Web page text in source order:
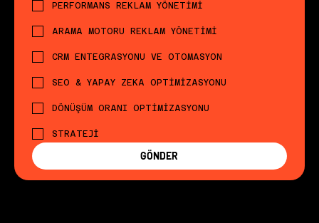
PERFORMANS REKLAM YÖNETİMİ
ARAMA MOTORU REKLAM YÖNETİMİ
CRM ENTEGRASYONU VE OTOMASYON
SEO & YAPAY ZEKA OPTİMİZASYONU
DÖNÜŞÜM ORANI OPTİMİZASYONU
STRATEJİ
GÖNDER